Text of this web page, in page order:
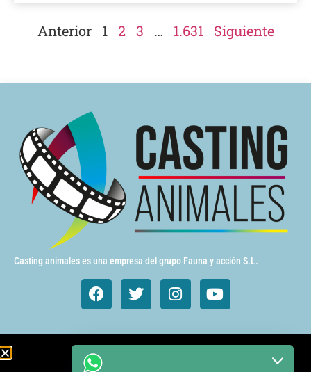
Anterior 1 2 3 … 1.631 Siguiente
Casting animales es una empresa del grupo Fauna y acción S.L.
Animales de cine y TV